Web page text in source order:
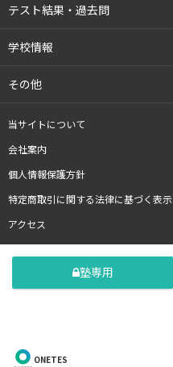
テスト結果・過去問
学校情報
その他
当サイトについて
会社案内
個人情報保護方針
特定商取引に関する法律に基づく表示
アクセス
塾専用
ONETES